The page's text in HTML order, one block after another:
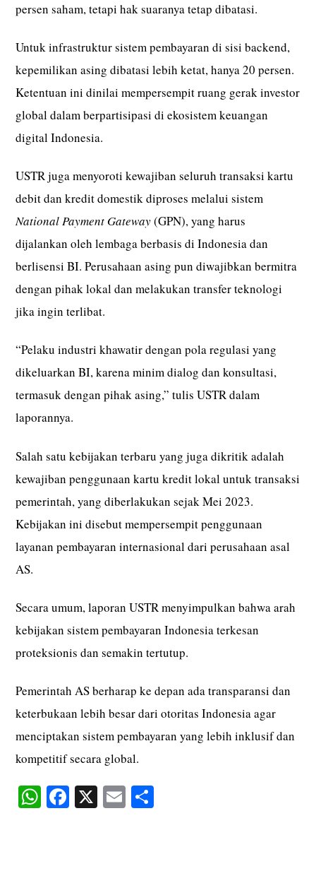
persen saham, tetapi hak suaranya tetap dibatasi.
Untuk infrastruktur sistem pembayaran di sisi backend,
kepemilikan asing dibatasi lebih ketat, hanya 20 persen.
Ketentuan ini dinilai mempersempit ruang gerak investor
global dalam berpartisipasi di ekosistem keuangan
digital Indonesia.
USTR juga menyoroti kewajiban seluruh transaksi kartu
debit dan kredit domestik diproses melalui sistem
National Payment Gateway(GPN), yang harus
dijalankan oleh lembaga berbasis di Indonesia dan
berlisensi BI. Perusahaan asing pun diwajibkan bermitra
dengan pihak lokal dan melakukan transfer teknologi
jika ingin terlibat.
“Pelaku industri khawatir dengan pola regulasi yang
dikeluarkan BI, karena minim dialog dan konsultasi,
termasuk dengan pihak asing,” tulis USTR dalam
laporannya.
Salah satu kebijakan terbaru yang juga dikritik adalah
kewajiban penggunaan kartu kredit lokal untuk transaksi
pemerintah, yang diberlakukan sejak Mei 2023.
Kebijakan ini disebut mempersempit penggunaan
layanan pembayaran internasional dari perusahaan asal
AS.
Secara umum, laporan USTR menyimpulkan bahwa arah
kebijakan sistem pembayaran Indonesia terkesan
proteksionis dan semakin tertutup.
Pemerintah AS berharap ke depan ada transparansi dan
keterbukaan lebih besar dari otoritas Indonesia agar
menciptakan sistem pembayaran yang lebih inklusif dan
kompetitif secara global.
W Fa X E